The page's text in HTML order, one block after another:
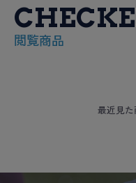
閲覧商品
最近見た